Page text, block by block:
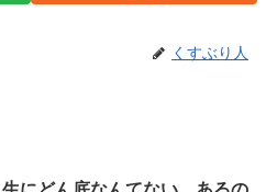
くすぶり人